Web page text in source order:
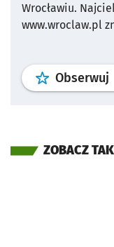
Wrocławiu.
www.wroclaw.pl
Obserwuj
ZOBACZ